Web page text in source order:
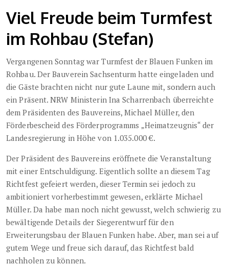
Viel Freude beim Turmfest
im Rohbau (Stefan)
Vergangenen Sonntag war Turmfest der Blauen Funken im
Rohbau. Der Bauverein Sachsenturm hatte eingeladen und
die Gäste brachten nicht nur gute Laune mit, sondern auch
ein Präsent. NRW Ministerin Ina Scharrenbach überreichte
dem Präsidenten des Bauvereins, Michael Müller, den
Förderbescheid des Förderprogramms „Heimatzeugnis“ der
Landesregierung in Höhe von 1.035.000 €.
Der Präsident des Bauvereins eröffnete die Veranstaltung
mit einer Entschuldigung. Eigentlich sollte an diesem Tag
Richtfest gefeiert werden, dieser Termin sei jedoch zu
ambitioniert vorherbestimmt gewesen, erklärte Michael
Müller. Da habe man noch nicht gewusst, welch schwierig zu
bewältigende Details der Siegerentwurf für den
Erweiterungsbau der Blauen Funken habe. Aber, man sei auf
gutem Wege und freue sich darauf, das Richtfest bald
nachholen zu können.